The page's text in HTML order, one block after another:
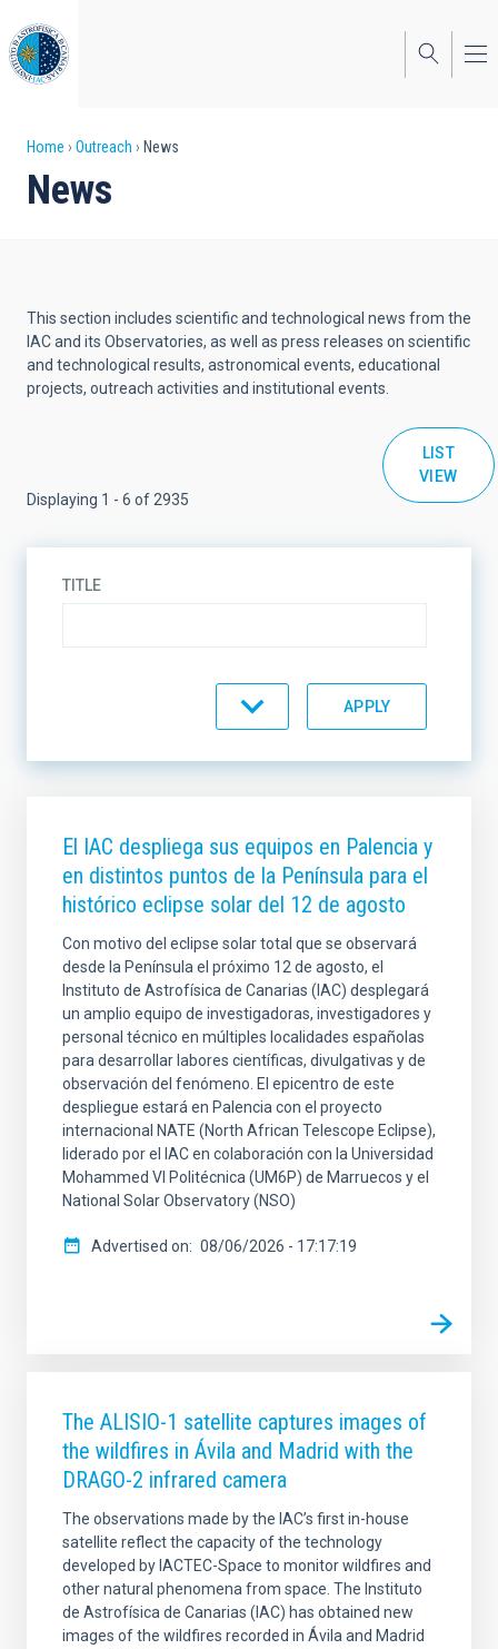
to
main
content
Breadcrumb
Home Outreach News
News
This section includes scientific and technological news from the
IAC and its Observatories, as well as press releases on scientific
and technological results, astronomical events, educational
projects, outreach activities and institutional events.
LIST
VIEW
Displaying 1 - 6 of 2935
TITLE
TOPIC
SCOPE
LINES OF RESEARCH
ADVERTISED ON
SORT BY ORDER
El IAC despliega sus equipos en Palencia y
en distintos puntos de la Península para el
histórico eclipse solar del 12 de agosto
Con motivo del eclipse solar total que se observará
desde la Península el próximo 12 de agosto, el
Instituto de Astrofísica de Canarias (IAC) desplegará
un amplio equipo de investigadoras, investigadores y
personal técnico en múltiples localidades españolas
para desarrollar labores científicas, divulgativas y de
observación del fenómeno. El epicentro de este
despliegue estará en Palencia con el proyecto
internacional NATE (North African Telescope Eclipse),
liderado por el IAC en colaboración con la Universidad
Mohammed VI Politécnica (UM6P) de Marruecos y el
National Solar Observatory (NSO)
Advertised on 08/06/2026 - 17:17:19
The ALISIO-1 satellite captures images of
the wildfires in Ávila and Madrid with the
DRAGO-2 infrared camera
The observations made by the IAC’s first in-house
satellite reflect the capacity of the technology
developed by IACTEC-Space to monitor wildfires and
other natural phenomena from space. The Instituto
de Astrofísica de Canarias (IAC) has obtained new
images of the wildfires recorded in Ávila and Madrid